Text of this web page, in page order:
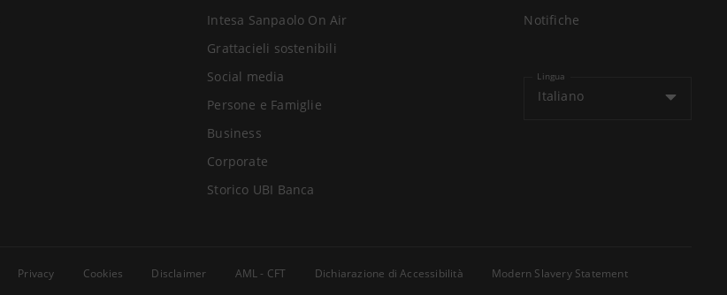
Intesa Sanpaolo On Air
Grattacieli sostenibili
Social media
Persone e Famiglie
Business
Corporate
Storico UBI Banca
Notifiche
Lingua
Italiano
Privacy Cookies Disclaimer AML - CFT Dichiarazione di Accessibilità
Modern Slavery Statement